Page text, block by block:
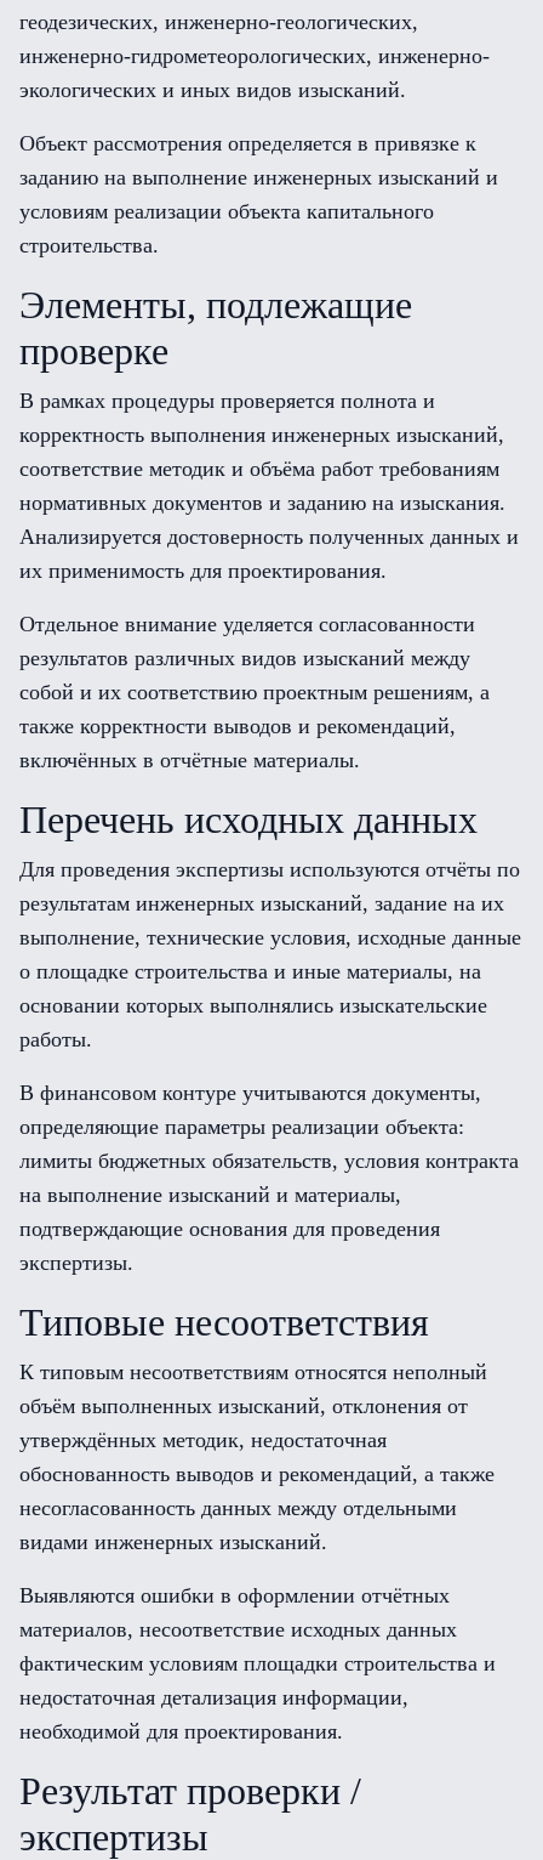
геодезических, инженерно-геологических,
инженерно-гидрометеорологических, инженерно-
экологических и иных видов изысканий.
Объект рассмотрения определяется в привязке к
заданию на выполнение инженерных изысканий и
условиям реализации объекта капитального
строительства.
Элементы, подлежащие
проверке
В рамках процедуры проверяется полнота и
корректность выполнения инженерных изысканий,
соответствие методик и объёма работ требованиям
нормативных документов и заданию на изыскания.
Анализируется достоверность полученных данных и
их применимость для проектирования.
Отдельное внимание уделяется согласованности
результатов различных видов изысканий между
собой и их соответствию проектным решениям, а
также корректности выводов и рекомендаций,
включённых в отчётные материалы.
Перечень исходных данных
Для проведения экспертизы используются отчёты по
результатам инженерных изысканий, задание на их
выполнение, технические условия, исходные данные
о площадке строительства и иные материалы, на
основании которых выполнялись изыскательские
работы.
В финансовом контуре учитываются документы,
определяющие параметры реализации объекта:
лимиты бюджетных обязательств, условия контракта
на выполнение изысканий и материалы,
подтверждающие основания для проведения
экспертизы.
Типовые несоответствия
К типовым несоответствиям относятся неполный
объём выполненных изысканий, отклонения от
утверждённых методик, недостаточная
обоснованность выводов и рекомендаций, а также
несогласованность данных между отдельными
видами инженерных изысканий.
Выявляются ошибки в оформлении отчётных
материалов, несоответствие исходных данных
фактическим условиям площадки строительства и
недостаточная детализация информации,
необходимой для проектирования.
Результат проверки /
экспертизы